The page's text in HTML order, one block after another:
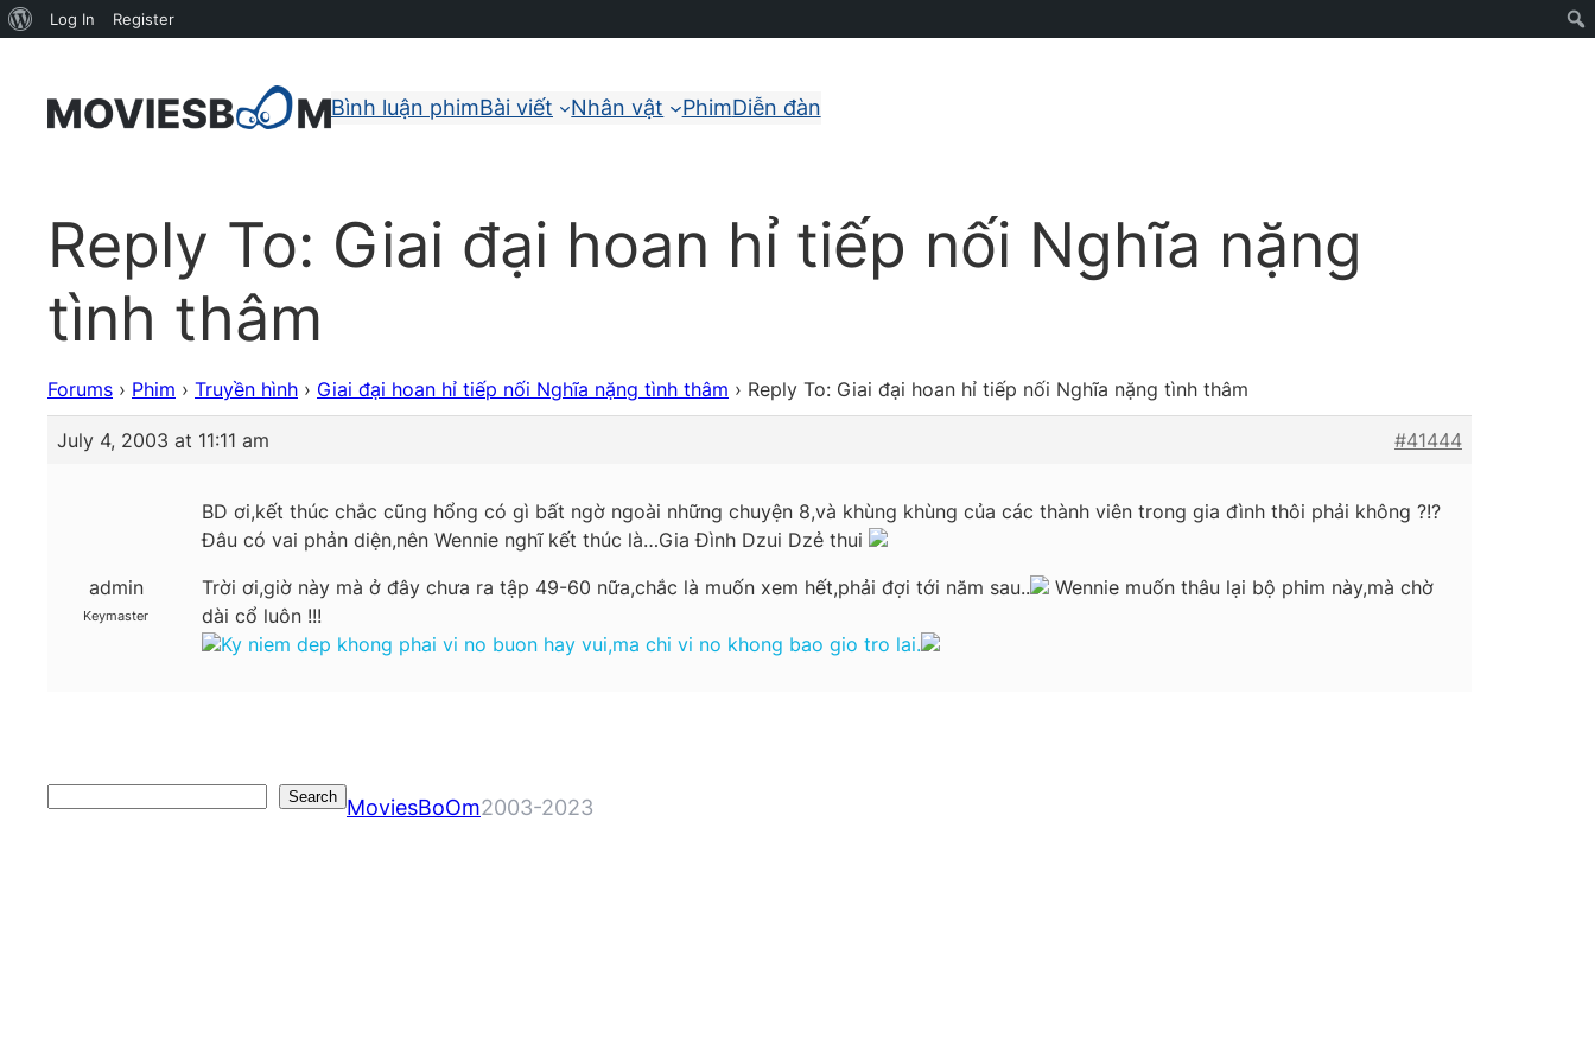
Bình luận phimBài viết Nhân vật PhimDiễn đàn
Reply To: Giai đại hoan hỉ tiếp nối Nghĩa nặng
tình thâm
Forums › Phim › Truyền hình › Giai đại hoan hỉ tiếp nối Nghĩa nặng tình thâm › Reply To: Giai đại hoan hỉ tiếp nối Nghĩa nặng tình thâm
July 4, 2003 at 11:11 am #41444
admin
Keymaster
BD ơi,kết thúc chắc cũng hổng có gì bất ngờ ngoài những chuyện 8,và khùng khùng của các thành viên trong gia đình thôi phải không ?!?
Đâu có vai phản diện,nên Wennie nghĩ kết thúc là…Gia Đình Dzui Dzẻ thui
Trời ơi,giờ này mà ở đây chưa ra tập 49-60 nữa,chắc là muốn xem hết,phải đợi tới năm sau..
Wennie muốn thâu lại bộ phim này,mà chờ
dài cổ luôn !!!
Ky niem dep khong phai vi no buon hay vui,ma chi vi no khong bao gio tro lai.
Search MoviesBoOm2003-2023
About
Log In Register